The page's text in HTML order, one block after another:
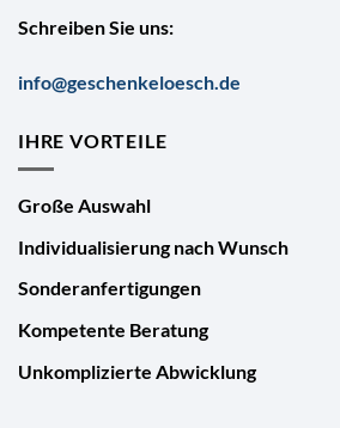
Schreiben Sie uns:
info@geschenkeloesch.de
IHRE VORTEILE
Große Auswahl
Individualisierung nach Wunsch
Sonderanfertigungen
Kompetente Beratung
Unkomplizierte Abwicklung